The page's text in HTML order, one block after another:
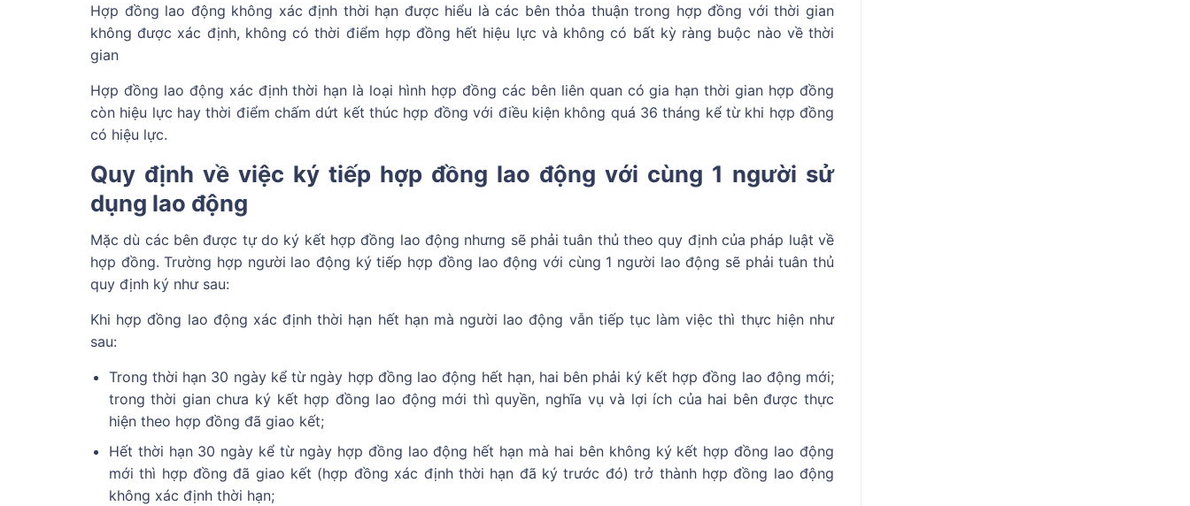
Hợp đồng lao động không xác định thời hạn được hiểu là các bên thỏa thuận trong hợp đồng với thời gian
không được xác định, không có thời điểm hợp đồng hết hiệu lực và không có bất kỳ ràng buộc nào về thời
gian
Hợp đồng lao động xác định thời hạn là loại hình hợp đồng các bên liên quan có gia hạn thời gian hợp đồng
còn hiệu lực hay thời điểm chấm dứt kết thúc hợp đồng với điều kiện không quá 36 tháng kể từ khi hợp đồng
có hiệu lực.
Quy định về việc ký tiếp hợp đồng lao động với cùng 1 người sử
dụng lao động
Mặc dù các bên được tự do ký kết hợp đồng lao động nhưng sẽ phải tuân thủ theo quy định của pháp luật về
hợp đồng. Trường hợp người lao động ký tiếp hợp đồng lao động với cùng 1 người lao động sẽ phải tuân thủ
quy định ký như sau:
Khi hợp đồng lao động xác định thời hạn hết hạn mà người lao động vẫn tiếp tục làm việc thì thực hiện như
sau:
Trong thời hạn 30 ngày kể từ ngày hợp đồng lao động hết hạn, hai bên phải ký kết hợp đồng lao động mới;
trong thời gian chưa ký kết hợp đồng lao động mới thì quyền, nghĩa vụ và lợi ích của hai bên được thực
hiện theo hợp đồng đã giao kết;
Hết thời hạn 30 ngày kể từ ngày hợp đồng lao động hết hạn mà hai bên không ký kết hợp đồng lao động
mới thì hợp đồng đã giao kết (hợp đồng xác định thời hạn đã ký trước đó) trở thành hợp đồng lao động
không xác định thời hạn;